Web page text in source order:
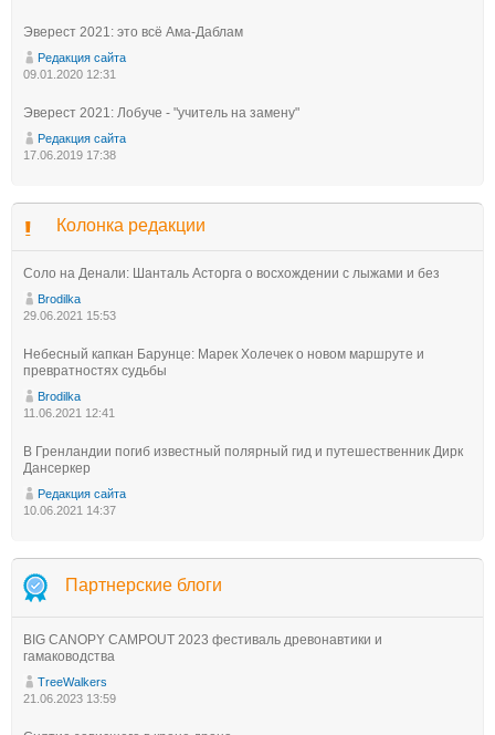
Эверест 2021: это всё Ама-Даблам
Редакция сайта
09.01.2020 12:31
Эверест 2021: Лобуче - "учитель на замену"
Редакция сайта
17.06.2019 17:38
Колонка редакции
Соло на Денали: Шанталь Асторга о восхождении с лыжами и без
Brodilka
29.06.2021 15:53
Небесный капкан Барунце: Марек Холечек о новом маршруте и
превратностях судьбы
Brodilka
11.06.2021 12:41
В Гренландии погиб известный полярный гид и путешественник Дирк
Дансеркер
Редакция сайта
10.06.2021 14:37
Партнерские блоги
BIG CANOPY CAMPOUT 2023 фестиваль древонавтики и
гамаководства
TreeWalkers
21.06.2023 13:59